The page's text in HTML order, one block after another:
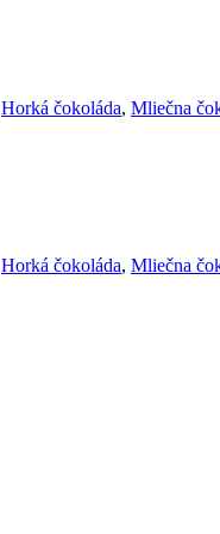
Horká čokoláda, Mliečna
Horká čokoláda, Mliečna